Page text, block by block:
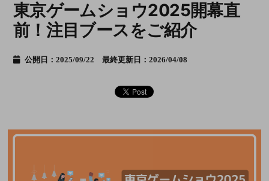
東京ゲームショウ2025開幕直
前！注目ブースをご紹介
公開日：2025/09/22 最終更新日：2026/04/08